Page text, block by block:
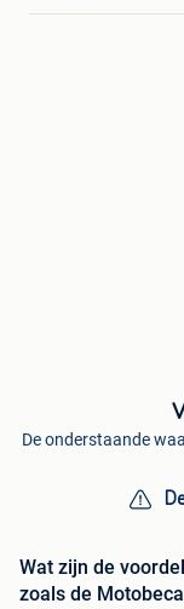
De onderstaande
Wat zijn de
zoals de